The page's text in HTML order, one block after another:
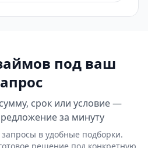
под ваш
срок или условие —
за минуту
в удобные подборки.